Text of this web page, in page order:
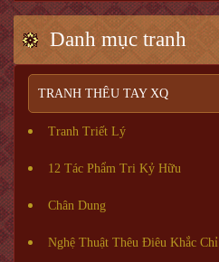
Danh mục tranh
TRANH THÊU TAY XQ
Tranh Triết Lý
12 Tác Phẩm Tri Kỷ Hữu
Chân Dung
Nghệ Thuật Thêu Điêu Khắc Chỉ